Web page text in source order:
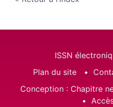
ISSN
Plan du site
Conception : Chapitre